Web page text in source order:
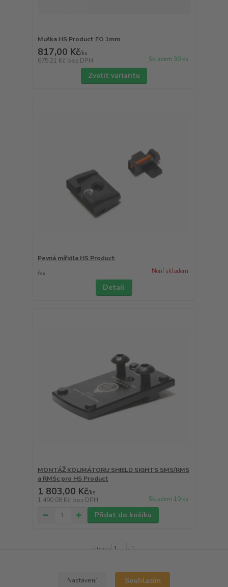
Muška HS Product FO 1mm
817,00 Kč/ks
675,21 Kč bez DPH Skladem 30 ks
Zvolit variantu
Pevná mířidla HS Product
/ks Není skladem
Detail
MONTÁŽ KOLIMÁTORU SHIELD SIGHTS SMS/RMS
a RMSc pro HS Product
1 803,00 Kč/ks
1 490,08 Kč bez DPH Skladem 10 ks
Přidat do košíku
strana z 1
Nastavení Souhlasím